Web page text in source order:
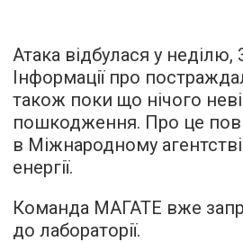
Атака відбулася у неділю,
Інформації про
також поки що нічого
пошкодження. Про це
в Міжнародному
енергії.
Команда МАГАТЕ вже
до лабораторії.